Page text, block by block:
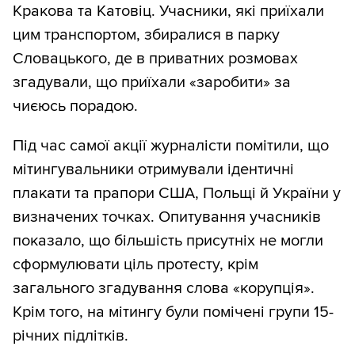
Кракова та Катовіц. Учасники, які приїхали
цим транспортом, збиралися в парку
Словацького, де в приватних розмовах
згадували, що приїхали «заробити» за
чиєюсь порадою.
Під час самої акції журналісти помітили, що
мітингувальники отримували ідентичні
плакати та прапори США, Польщі й України у
визначених точках. Опитування учасників
показало, що більшість присутніх не могли
сформулювати ціль протесту, крім
загального згадування слова «корупція».
Крім того, на мітингу були помічені групи 15-
річних підлітків.